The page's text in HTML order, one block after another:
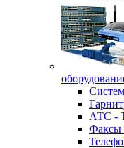
АТС -
Факсы